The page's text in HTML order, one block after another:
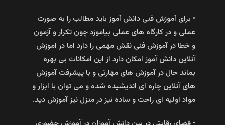
• برای آموزش فنی دانش آموز باید مطالب را به صورت
عملی و در کارگاه های عملی بیاموزد چون تکرار و آزمون
و خطا در آموزش فنی نقش مهمی را دارد اما در اموزش
آنلاین دانش آموز امکان دارد از این امکانات بی بهره
بماند حال در آموزش های مهارتی و با پیشرفت آموزش
های آنلاین چاره ای اندیشیده شده و می توان با ابزار و
مواد اولیه ای راحت و ساده نیز در منزل نیز آموزش دید.